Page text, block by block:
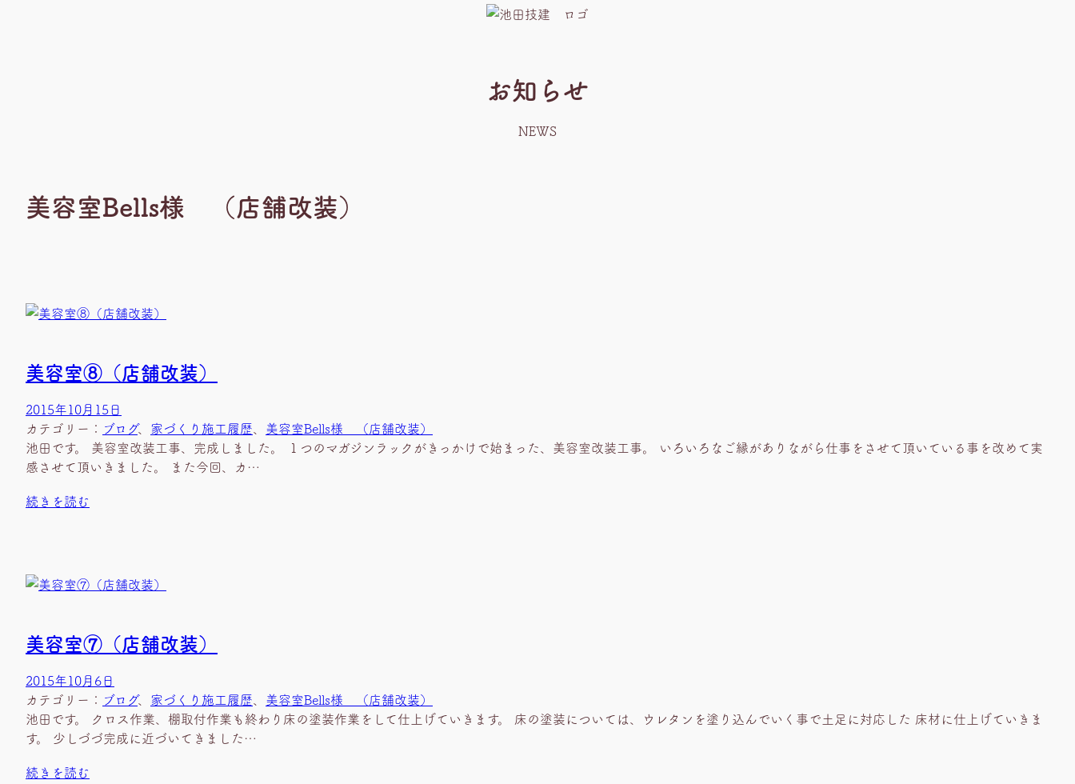
お知らせ
NEWS
美容室Bells様 （店舗改装）
美容室⑧（店舗改装）
2015年10月15日
カテゴリー： ブログ、 家づくり施工履歴、 美容室Bells様 （店舗改装）
池田です。 美容室改装工事、完成しました。 １つのマガジンラックがきっかけで始まった、美容室改装工事。 いろいろなご縁がありながら仕事をさせて頂いている事を改めて実
感させて頂いきました。 また今回、カ…
続きを読む
美容室⑦（店舗改装）
2015年10月6日
カテゴリー： ブログ、 家づくり施工履歴、 美容室Bells様 （店舗改装）
池田です。 クロス作業、棚取付作業も終わり床の塗装作業をして仕上げていきます。 床の塗装については、ウレタンを塗り込んでいく事で土足に対応した 床材に仕上げていきま
す。 少しづづ完成に近づいてきました…
続きを読む